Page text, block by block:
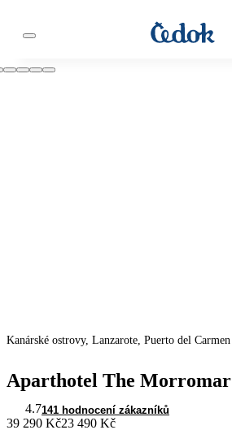
Kanárské ostrovy, Lanzarote, Puerto del Carmen
Aparthotel The Morromar
4.7141 hodnocení zákazníků
39 290 Kč23 490 Kč